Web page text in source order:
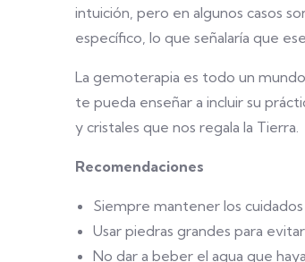
intuición, pero en algunos casos
específico, lo que señalaría que
La gemoterapia es todo un
te pueda enseñar a incluir su
y cristales que nos regala la Tierra.
Recomendaciones
Siempre mantener los
Usar piedras grandes para
No dar a beber el agua que